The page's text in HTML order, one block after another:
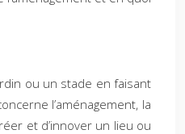
ou un stade en faisant
l’aménagement, la
et d’innover un lieu ou